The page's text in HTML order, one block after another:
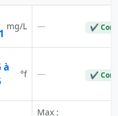
mg/L — ✔
à
°f — ✔
Max :